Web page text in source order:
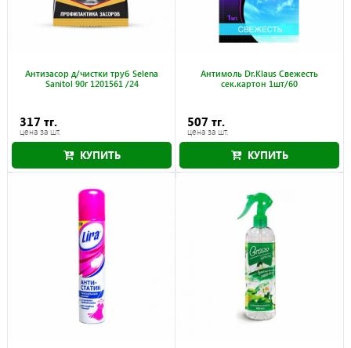
Антизасор д/чистки труб Selena
Sanitol 90г 1201561 /24
317 тг.
цена за шт.
КУПИТЬ
Антимоль Dr.Klaus Свежесть
сек.картон 1шт/60
507 тг.
цена за шт.
КУПИТЬ